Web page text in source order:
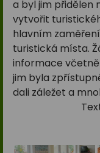
a byl jim přidělen
vytvořit
hlavním
turistická místa.
informace
jim byla
dali záležet a
Text J.